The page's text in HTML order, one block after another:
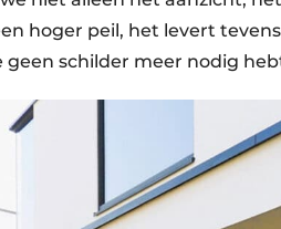
hoger peil, het levert
schilder meer nodig